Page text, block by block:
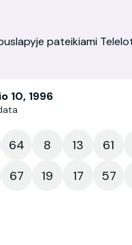
pateikiami
10, 1996
64 8 13 61
67 19 17 57